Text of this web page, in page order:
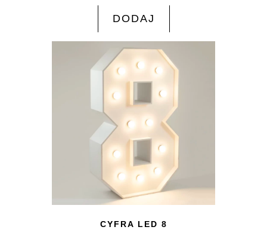
DODAJ
CYFRA LED 8